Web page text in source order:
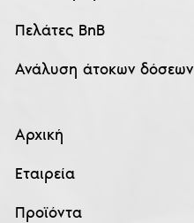
Πελάτες BnB
Ανάλυση άτοκων δόσεων
Αρχική
Εταιρεία
Προϊόντα